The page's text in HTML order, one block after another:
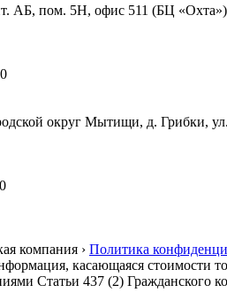
АБ, пом. 5Н, офис 511 (БЦ «Охта»)
округ Мытищи, д. Грибки,
компания › Политика
касающаяся стоимости
Статьи 437 (2) Гражданского